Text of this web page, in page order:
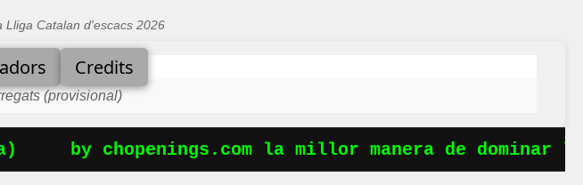
Lliga Catalan d'escacs 2026
Credits
(provisional)
by chopenings.com la millor manera de dominar